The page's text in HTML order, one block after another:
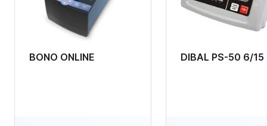
BONO ONLINE DIBAL PS-50 6/15